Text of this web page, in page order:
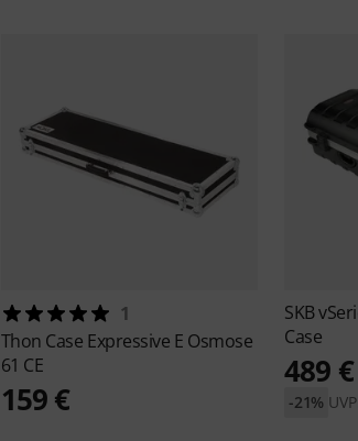
1
Thon Case Expressive E Osmose
61 CE
159 €
SKB
Case
489 €
-21%